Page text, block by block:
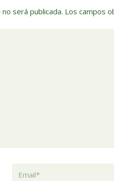
será publicada. Los campos